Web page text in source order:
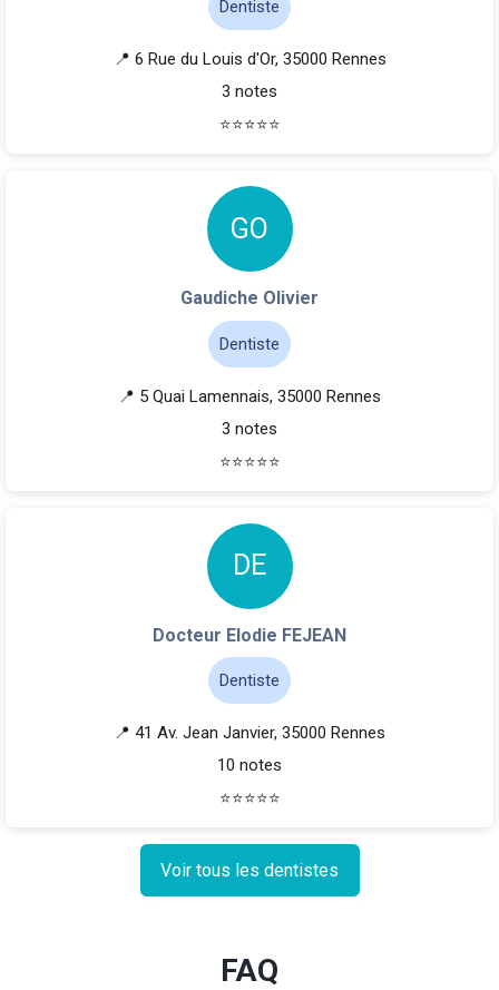
Dentiste
📍 6 Rue du Louis d'Or, 35000 Rennes
3 notes
⭐⭐⭐⭐⭐
GO
Gaudiche Olivier
Dentiste
📍 5 Quai Lamennais, 35000 Rennes
3 notes
⭐⭐⭐⭐⭐
DE
Docteur Elodie FEJEAN
Dentiste
📍 41 Av. Jean Janvier, 35000 Rennes
10 notes
⭐⭐⭐⭐⭐
Voir tous les dentistes
FAQ